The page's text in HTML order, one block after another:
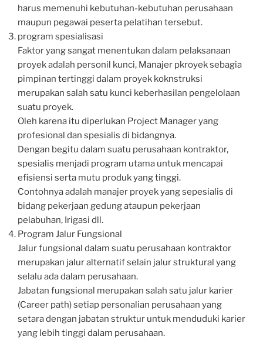
harus memenuhi kebutuhan-kebutuhan perusahaan
maupun pegawai peserta pelatihan tersebut.
program spesialisasi
Faktor yang sangat menentukan dalam pelaksanaan
proyek adalah personil kunci, Manajer pkroyek sebagia
pimpinan tertinggi dalam proyek koknstruksi
merupakan salah satu kunci keberhasilan pengelolaan
suatu proyek.
Oleh karena itu diperlukan Project Manager yang
profesional dan spesialis di bidangnya.
Dengan begitu dalam suatu perusahaan kontraktor,
spesialis menjadi program utama untuk mencapai
efisiensi serta mutu produk yang tinggi.
Contohnya adalah manajer proyek yang sepesialis di
bidang pekerjaan gedung ataupun pekerjaan
pelabuhan, Irigasi dll.
Program Jalur Fungsional
Jalur fungsional dalam suatu perusahaan kontraktor
merupakan jalur alternatif selain jalur struktural yang
selalu ada dalam perusahaan.
Jabatan fungsional merupakan salah satu jalur karier
(Career path) setiap personalian perusahaan yang
setara dengan jabatan struktur untuk menduduki karier
yang lebih tinggi dalam perusahaan.